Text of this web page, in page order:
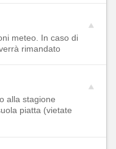
meteo. In caso di
rimandato
alla stagione
piatta (vietate